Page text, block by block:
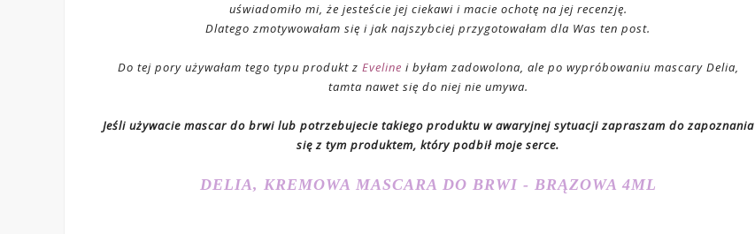
uświadomiło mi, że jesteście jej ciekawi i macie ochotę na jej recenzję.
Dlatego zmotywowałam się i jak najszybciej przygotowałam dla Was ten post.
Do tej pory używałam tego typu produkt z Eveline i byłam zadowolona, ale po wypróbowaniu mascary Delia,
tamta nawet się do niej nie umywa.
Jeśli używacie mascar do brwi lub potrzebujecie takiego produktu w awaryjnej sytuacji zapraszam do zapoznania
się z tym produktem, który podbił moje serce.
DELIA, KREMOWA MASCARA DO BRWI - BRĄZOWA 4ML